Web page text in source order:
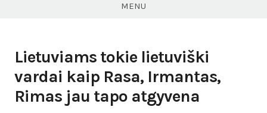
MENU
Lietuviams tokie lietuviški
vardai kaip Rasa, Irmantas,
Rimas jau tapo atgyvena